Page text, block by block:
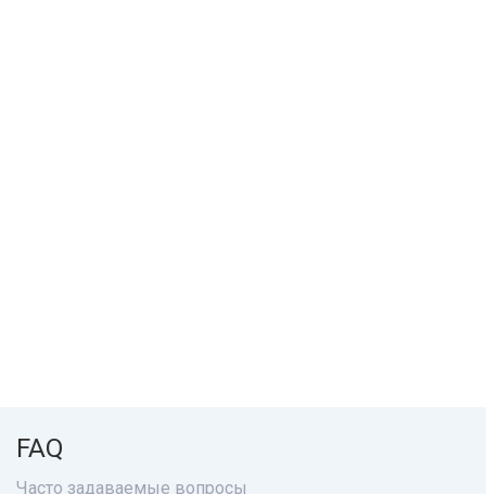
FAQ
Часто задаваемые вопросы